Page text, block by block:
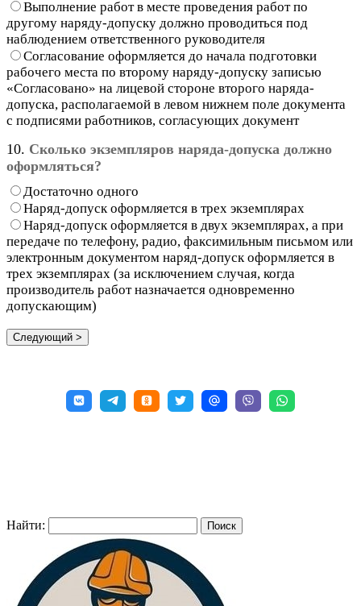
Выполнение работ в месте проведения работ по
другому наряду-допуску должно проводиться под
наблюдением ответственного руководителя
Согласование оформляется до начала подготовки
рабочего места по второму наряду-допуску записью
«Согласовано» на лицевой стороне второго наряда-
допуска, располагаемой в левом нижнем поле документа
с подписями работников, согласующих документ
10. Сколько экземпляров наряда-допуска должно
оформляться?
Достаточно одного
Наряд-допуск оформляется в трех экземплярах
Наряд-допуск оформляется в двух экземплярах, а при
передаче по телефону, радио, факсимильным письмом или
электронным документом наряд-допуск оформляется в
трех экземплярах (за исключением случая, когда
производитель работ назначается одновременно
допускающим)
Найти: